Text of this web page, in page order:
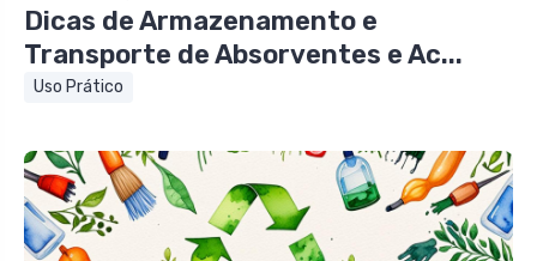
Dicas de Armazenamento e
Transporte de Absorventes e Ac...
Uso Prático